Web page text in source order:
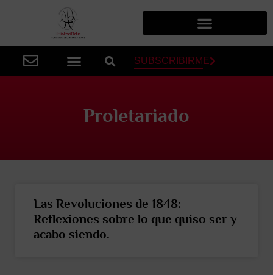
SUBSCRIBIRME
Proletariado
Las Revoluciones de 1848:
Reflexiones sobre lo que quiso ser y
acabo siendo.